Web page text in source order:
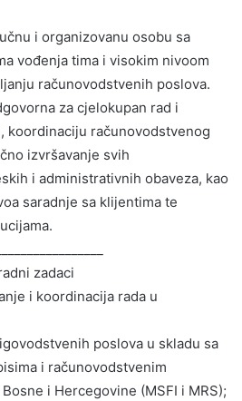
i organizovanu osobu sa
vođenja tima i visokim nivoom
računovodstvenih poslova.
za cjelokupan rad i
koordinaciju računovodstvenog
izvršavanje svih
i administrativnih obaveza, kao
saradnje sa klijentima te
zadaci
i koordinacija rada u
poslova u skladu sa
i računovodstvenim
i Hercegovine (MSFI i MRS);